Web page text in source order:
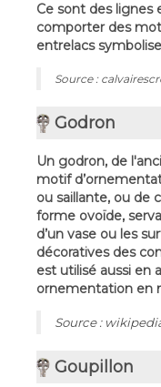
Ce sont des lignes
comporter des
entrelacs
Source :
Godron
Un godron, de
motif
ou saillante, ou de
forme ovoïde,
d’un vase ou les
décoratives des
est utilisé aussi en
ornementation en
Source :
Goupillon